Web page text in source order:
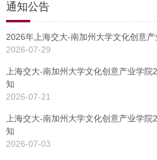
通知公告
2026年上海交大-南加州大学文化创意
2026-07-29
上海交大-南加州大学文化创意产业学院
知
2026-07-21
上海交大-南加州大学文化创意产业学
知
2026-07-03